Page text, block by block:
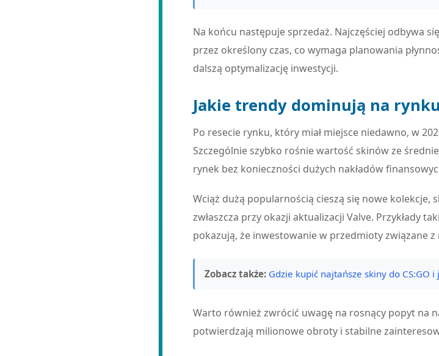
Na końcu następuje sprzedaż. Najczęściej odbywa
przez określony czas, co wymaga planowania
dalszą optymalizację inwestycji.
Jakie trendy dominują na
Po resecie rynku, który miał miejsce niedawno, w
Szczególnie szybko rośnie wartość skinów ze
rynek bez konieczności dużych nakładów
Wciąż dużą popularnością cieszą się nowe
zwłaszcza przy okazji aktualizacji Valve. Przykłady
pokazują, że inwestowanie w przedmioty związane
Zobacz także: Gdzie kupić najtańsze skiny do CS:GO
Warto również zwrócić uwagę na rosnący popyt na
potwierdzają milionowe obroty i stabilne